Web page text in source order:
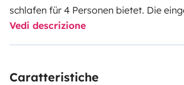
schlafen für 4 Personen bietet. Die
Rückfahrkamera erleichtert das
das sichere ankommen ist ein Navi
Ausserdem ist er mit allem
Vedi descrizione
Caratteristiche